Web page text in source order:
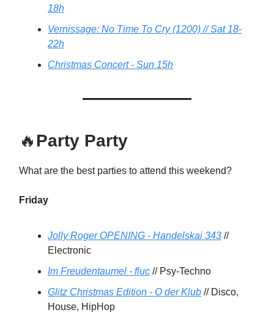
18h
Vernissage: No Time To Cry (1200) // Sat 18-
22h
Christmas Concert - Sun 15h
🔥Party Party
What are the best parties to attend this weekend?
Friday
Jolly Roger OPENING - Handelskai 343 //
Electronic
Im Freudentaumel - fluc // Psy-Techno
Glitz Christmas Edition - O der Klub // Disco,
House, HipHop